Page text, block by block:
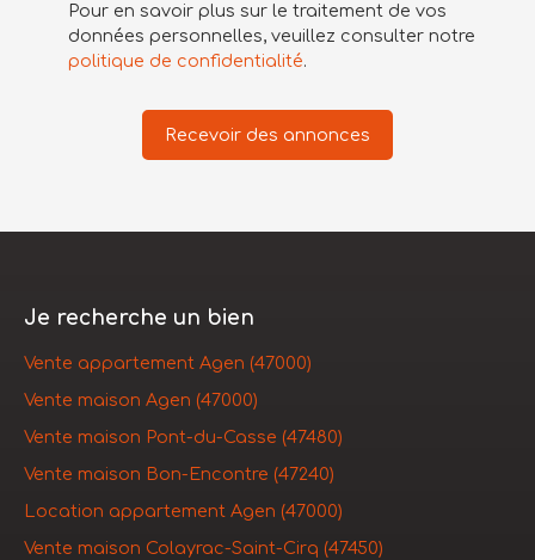
Pour en savoir plus sur le traitement de vos
données personnelles, veuillez consulter notre
politique de confidentialité.
Recevoir des annonces
Je recherche un bien
Vente appartement Agen (47000)
Vente maison Agen (47000)
Vente maison Pont-du-Casse (47480)
Vente maison Bon-Encontre (47240)
Location appartement Agen (47000)
Vente maison Colayrac-Saint-Cirq (47450)